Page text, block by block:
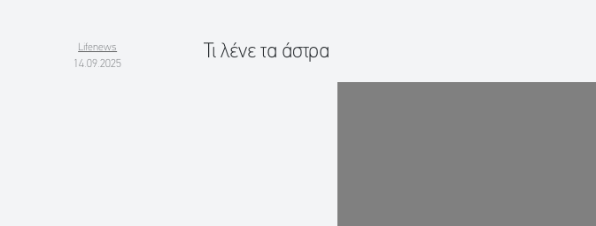
Lifenews
14.09.2025
Τι λένε τα άστρα